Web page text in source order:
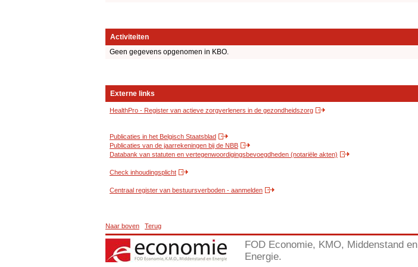
Activiteiten
Geen gegevens opgenomen in KBO.
Externe links
HealthPro - Register van actieve zorgverleners in de gezondheidszorg
Publicaties in het Belgisch Staatsblad
Publicaties van de jaarrekeningen bij de NBB
Databank van statuten en vertegenwoordigingsbevoegdheden (notariële akten)
Check inhoudingsplicht
Centraal register van bestuursverboden - aanmelden
Naar boven Terug
FOD Economie, KMO, Middenstand en
Energie.